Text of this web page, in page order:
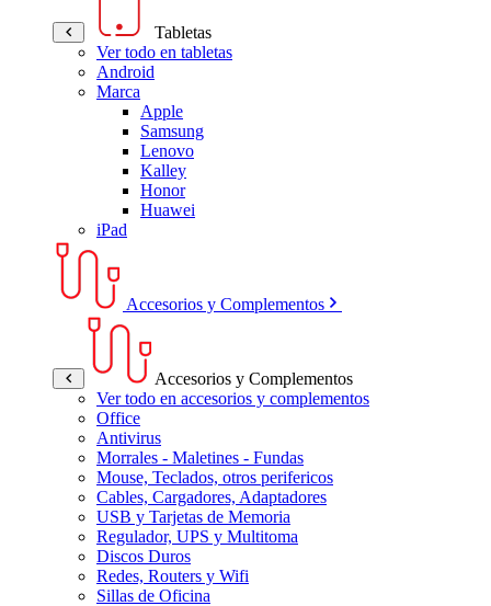
Tabletas
Ver todo en tabletas
Android
Marca
Apple
Samsung
Lenovo
Kalley
Honor
Huawei
iPad
Accesorios y Complementos
Accesorios y Complementos
Ver todo en accesorios y complementos
Office
Antivirus
Morrales - Maletines - Fundas
Mouse, Teclados, otros perifericos
Cables, Cargadores, Adaptadores
USB y Tarjetas de Memoria
Regulador, UPS y Multitoma
Discos Duros
Redes, Routers y Wifi
Sillas de Oficina